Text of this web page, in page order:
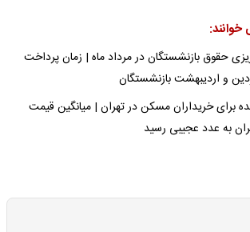
خوانند:
حقوق بازنشستگان در مرداد ماه | زمان پرداخت
و اردیبهشت بازنشستگان
برای خریداران مسکن در تهران | میانگین قیمت
به عدد عجیبی رسید